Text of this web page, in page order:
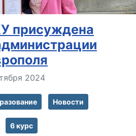
присуждена
2024
Новости
6 курс